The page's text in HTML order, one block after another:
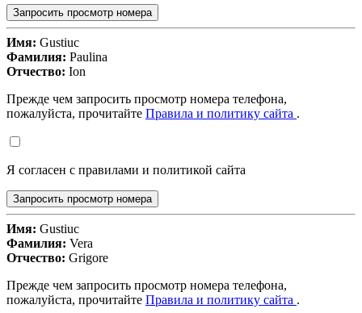
Запросить просмотр номера
Имя: Gustiuc
Фамилия: Paulina
Отчество: Ion
Прежде чем запросить просмотр номера телефона,
пожалуйста, прочитайте Правила и политику сайта .
Я согласен с правилами и политикой сайта
Запросить просмотр номера
Имя: Gustiuc
Фамилия: Vera
Отчество: Grigore
Прежде чем запросить просмотр номера телефона,
пожалуйста, прочитайте Правила и политику сайта .